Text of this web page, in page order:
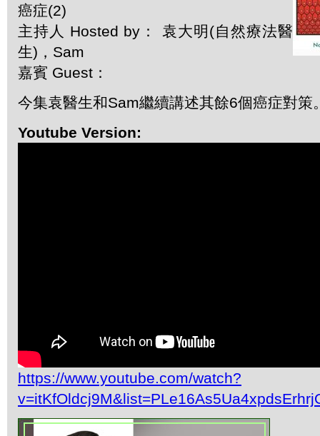
癌症(2)
主持人 Hosted by： 袁大明(自然療法醫
生)，Sam
嘉賓 Guest：
今集袁醫生和Sam繼續講述其餘6個癌症對策
Youtube Version:
https://www.youtube.com/watch?